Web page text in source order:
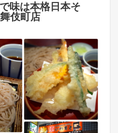
味は本格日本そ
伎町店